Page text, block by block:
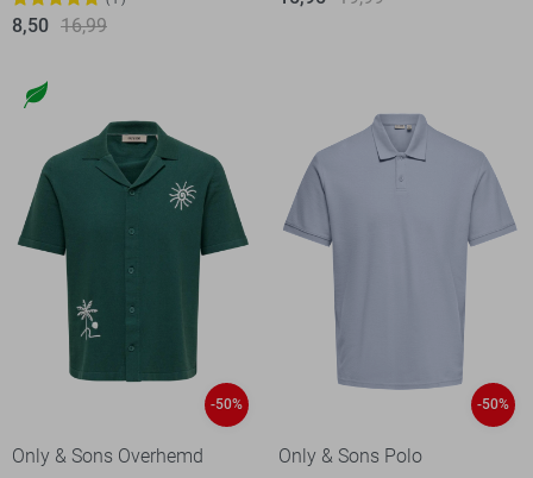
8,50 16,99
-50%
Only & Sons Overhemd
-50%
Only & Sons Polo